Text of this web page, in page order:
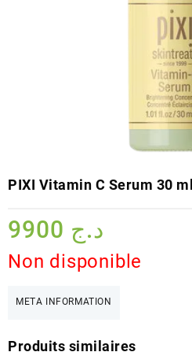
PIXI Vitamin C Serum 30 ml
د.ج
Non disponible
META INFORMATION
Produits similaires